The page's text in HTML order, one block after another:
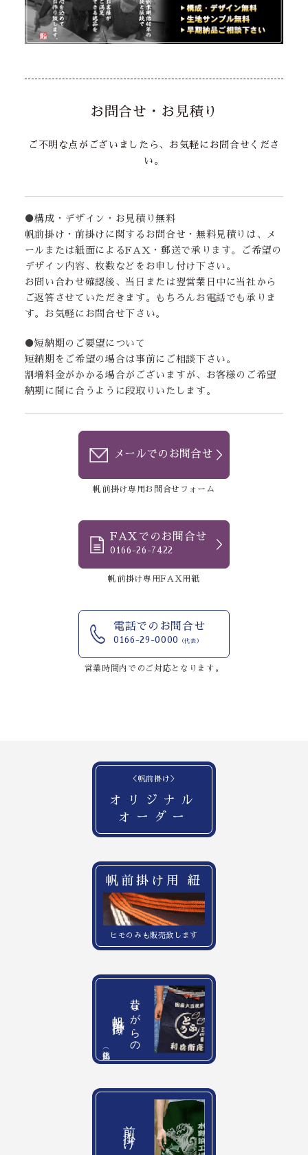
お問合せ・お見積り
ご不明な点がございましたら、お気軽にお問合せくださ
い。
●構成・デザイン・お見積り無料
帆前掛け・前掛けに関するお問合せ・無料見積りは、メ
ールまたは紙面によるFAX・郵送で承ります。ご希望の
デザイン内容、枚数などをお申し付け下さい。
お問い合わせ確認後、当日または翌営業日中に当社から
ご返答させていただきます。もちろんお電話でも承りま
す。お気軽にお問合せ下さい。
●短納期のご要望について
短納期をご希望の場合は事前にご相談下さい。
割増料金がかかる場合がございますが、お客様のご希望
納期に間に合うように段取りいたします。
メールでのお問合せ
帆前掛け専用お問合せフォーム
FAXでのお問合せ
0166-26-7422
帆前掛け専用FAX用紙
電話でのお問合せ
0166-29-0000 （代表）
営業時間内でのご対応となります。
＜帆前掛け＞
オリジナル
オーダー
帆前掛け用 紐
ヒモのみも販売致します
帆前掛け 昔ながらの
前掛け